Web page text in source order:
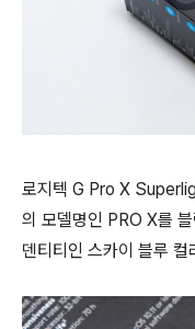
로지텍 G Pro X
의 모델명인 PRO X를
덴티티인 스카이 블루